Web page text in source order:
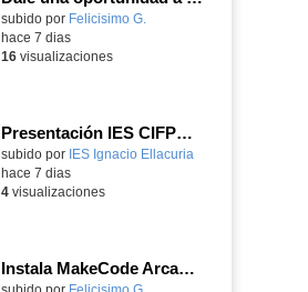
Contenido educativo.
subido por Felicisimo G.
hace 7 dias
16visualizaciones
Presentación IES CIFPD Ignacio Ellacuría
Contenido educativo.
subido por IES Ignacio Ellacuria
hace 7 dias
4visualizaciones
Instala MakeCode Arcade para trabajar offline en tu tablet, ordenador, Chromebook